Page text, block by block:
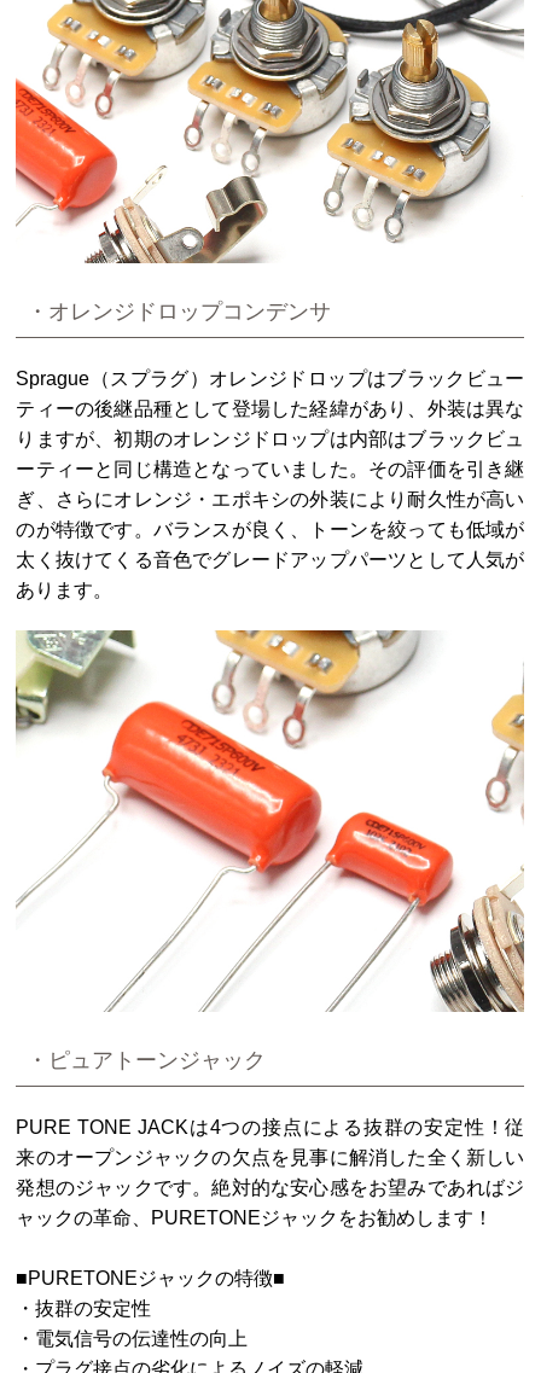
・オレンジドロップコンデンサ
Sprague（スプラグ）オレンジドロップはブラックビュー
ティーの後継品種として登場した経緯があり、外装は異な
りますが、初期のオレンジドロップは内部はブラックビュ
ーティーと同じ構造となっていました。その評価を引き継
ぎ、さらにオレンジ・エポキシの外装により耐久性が高い
のが特徴です。バランスが良く、トーンを絞っても低域が
太く抜けてくる音色でグレードアップパーツとして人気が
あります。
・ピュアトーンジャック
PURE TONE JACKは4つの接点による抜群の安定性！従
来のオープンジャックの欠点を見事に解消した全く新しい
発想のジャックです。絶対的な安心感をお望みであればジ
ャックの革命、PURETONEジャックをお勧めします！
■PURETONEジャックの特徴■
・抜群の安定性
・電気信号の伝達性の向上
・プラグ接点の劣化によるノイズの軽減